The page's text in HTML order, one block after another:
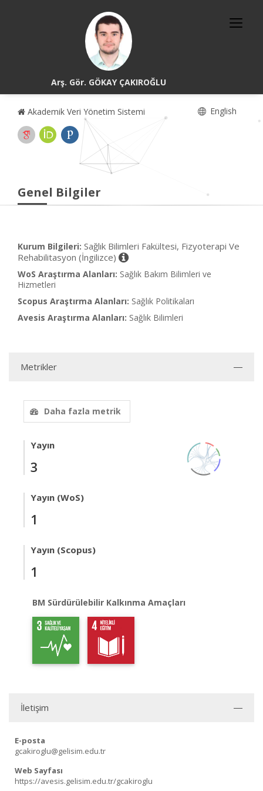
Arş. Gör. GÖKAY ÇAKIROĞLU
Akademik Veri Yönetim Sistemi English
Genel Bilgiler
Kurum Bilgileri: Sağlık Bilimleri Fakültesi, Fizyoterapi Ve
Rehabilitasyon (İngilizce)
WoS Araştırma Alanları: Sağlık Bakım Bilimleri ve
Hizmetleri
Scopus Araştırma Alanları: Sağlık Politikaları
Avesis Araştırma Alanları: Sağlık Bilimleri
Metrikler
Daha fazla metrik
Yayın
3
Yayın (WoS)
1
Yayın (Scopus)
1
BM Sürdürülebilir Kalkınma Amaçları
İletişim
E-posta
gcakiroglu@gelisim.edu.tr
Web Sayfası
https://avesis.gelisim.edu.tr/gcakiroglu